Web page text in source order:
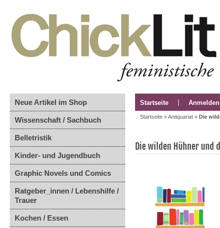
Neue Artikel im Shop
Wissenschaft / Sachbuch
Belletristik
Kinder- und Jugendbuch
Graphic Novels und Comics
Ratgeber_innen / Lebenshilfe /
Trauer
Kochen / Essen
Startseite Anmelden
Startseite »Antiquariat » Die
Die wilden Hühner und